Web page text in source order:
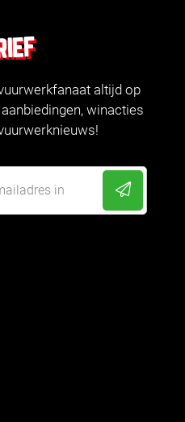
altijd op
winacties